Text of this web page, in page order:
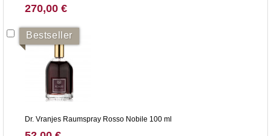
270,00 €
Bestseller
Dr. Vranjes Raumspray Rosso Nobile 100 ml